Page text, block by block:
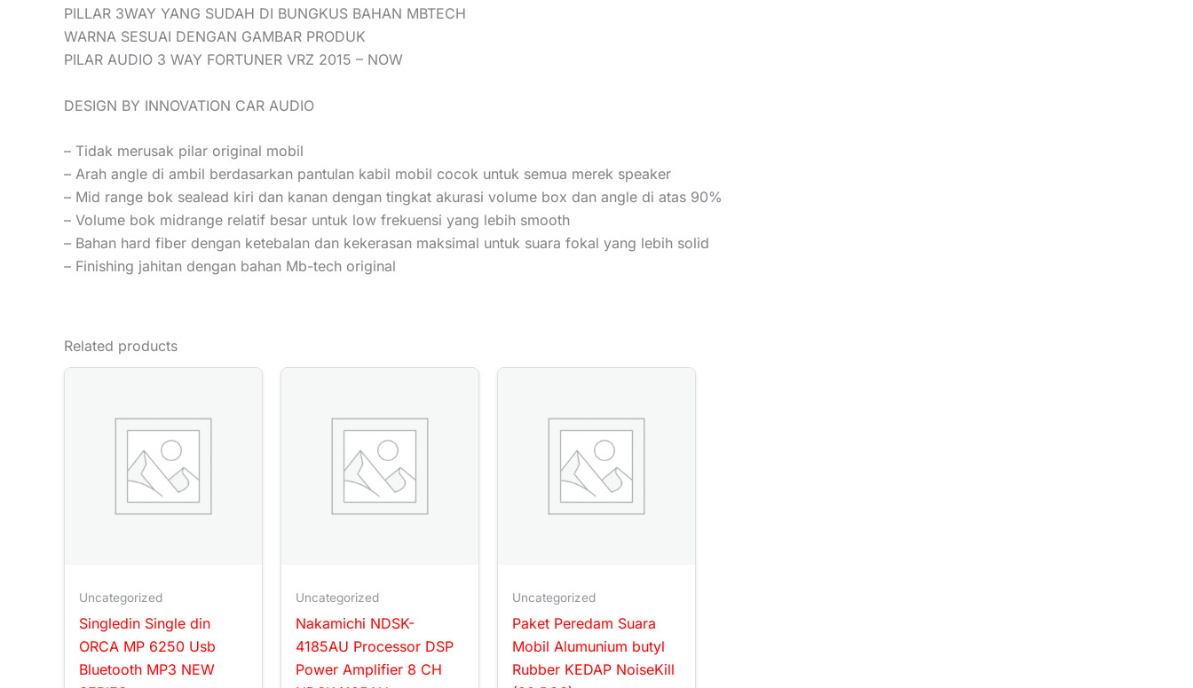
PILLAR 3WAY YANG SUDAH DI BUNGKUS BAHAN MBTECH
WARNA SESUAI DENGAN GAMBAR PRODUK
PILAR AUDIO 3 WAY FORTUNER VRZ 2015 – NOW
DESIGN BY INNOVATION CAR AUDIO
– Tidak merusak pilar original mobil
– Arah angle di ambil berdasarkan pantulan kabil mobil cocok untuk semua merek speaker
– Mid range bok sealead kiri dan kanan dengan tingkat akurasi volume box dan angle di atas 90%
– Volume bok midrange relatif besar untuk low frekuensi yang lebih smooth
– Bahan hard fiber dengan ketebalan dan kekerasan maksimal untuk suara fokal yang lebih solid
– Finishing jahitan dengan bahan Mb-tech original
Related products
Uncategorized
Singledin Single din
ORCA MP 6250 Usb
Bluetooth MP3 NEW
Uncategorized
Nakamichi NDSK-
4185AU Processor DSP
Power Amplifier 8 CH
Uncategorized
Paket Peredam Suara
Mobil Alumunium butyl
Rubber KEDAP NoiseKill